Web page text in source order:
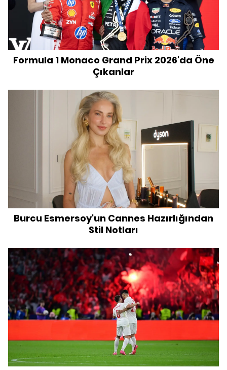
Formula 1 Monaco Grand Prix 2026'da Öne
Çıkanlar
Burcu Esmersoy'un Cannes Hazırlığından
Stil Notları